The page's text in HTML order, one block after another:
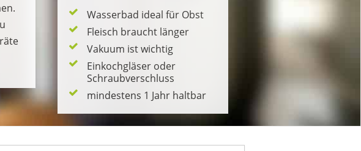
Wasserbad ideal für Obst
Fleisch braucht länger
Vakuum ist wichtig
Einkochgläser oder
Schraubverschluss
mindestens 1 Jahr haltbar